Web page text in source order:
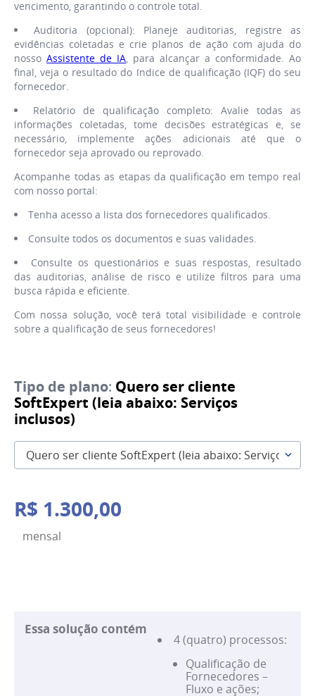
vencimento, garantindo o controle total.
Auditoria (opcional): Planeje auditorias, registre as
evidências coletadas e crie planos de ação com ajuda do
nossoAssistente de IA, para alcançar a conformidade. Ao
final, veja o resultado do índice de qualificação (IQF) do seu
fornecedor.
Relatório de qualificação completo: Avalie todas as
informações coletadas, tome decisões estratégicas e, se
necessário, implemente ações adicionais até que o
fornecedor seja aprovado ou reprovado.
Acompanhe todas as etapas da qualificação em tempo real
com nosso portal:
Tenha acesso a lista dos fornecedores qualificados.
Consulte todos os documentos e suas validades.
Consulte os questionários e suas respostas, resultado
das auditorias, análise de risco e utilize filtros para uma
busca rápida e eficiente.
Com nossa solução, você terá total visibilidade e controle
sobre a qualificação de seus fornecedores!
Tipo de plano: Quero ser cliente
SoftExpert (leia abaixo: Serviços
inclusos)
Quero ser cliente SoftExpert (leia abaixo: Serviços
R$ 1.300,00
mensal
Essa solução contém
4 (quatro) processos:
Qualificação de
Fornecedores –
Fluxo e ações;